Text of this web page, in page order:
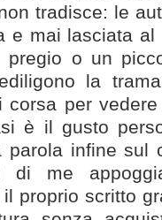
tradisce: le
e mai lasciata
pregio o un
la
corsa per
è il gusto
parola infine sul
di me
proprio scritto